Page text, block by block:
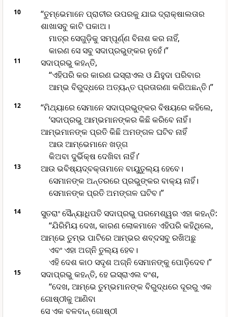
10
“ତୁମ୍ଭେମାନେ ପ୍ରାଚୀର ଉପରକୁ ଯାଇ ଦ୍ରାକ୍ଷାଲତାର
ଶାଖାସବୁ କାଟି ପକାଅ।
ମାତ୍ର ସେଗୁଡ଼ିକୁ ସମ୍ପୂର୍ଣ୍ଣ ବିନାଶ କର ନାହିଁ,
କାରଣ ସେ ସବୁ ସଦାପ୍ରଭୁଙ୍କର ନୁହେଁ।”
11
ସଦାପ୍ରଭୁ କହନ୍ତି,
“ଏହିପରି କର କାରଣ ଇସ୍ରାଏଲ ଓ ଯିହୁଦା ପରିବାର
ଆମ୍ଭ ବିରୁଦ୍ଧରେ ଅତ୍ୟନ୍ତ ପ୍ରତାରଣା କରିଅଛନ୍ତି।”
12
“ମିଥ୍ୟାରେ ସେମାନେ ସଦାପ୍ରଭୁଙ୍କର ବିଷୟରେ କହିଲେ,
‘ସଦାପ୍ରଭୁ ଆମ୍ଭମାନଙ୍କର କିଛି କରିବେ ନାହିଁ।
ଆମ୍ଭମାନଙ୍କ ପ୍ରତି କିଛି ଅମଙ୍ଗଳ ଘଟିବ ନାହିଁ
ଆଉ ଆମ୍ଭେମାନେ ‌‌ଖ‌ଡ଼୍‌ଗ
କିଅବା ଦୁର୍ଭିକ୍ଷ ଦେଖିବା ନାହିଁ।’
13
ଆଉ ଭବିଷ୍ୟ‌ଦ୍‌ବକ୍ତାମାନେ ବାୟୁତୁଲ୍ୟ ହେବେ।
ସେମାନଙ୍କ ଅନ୍ତରରେ ପ୍ରଭୁଙ୍କର ବାକ୍ୟ ନାହିଁ।
ସେମାନଙ୍କ ପ୍ରତି ଅମଙ୍ଗଳ ଘଟିବ।”
14
ସୁତରାଂ ସୈନ୍ୟାଧିପତି ସଦାପ୍ରଭୁ ପରମେଶ୍ୱର ଏହା କହନ୍ତି:
“ଯିରିମିୟ ଦେଖ, କାରଣ ଲୋକମାନେ ଏହିପରି କହିଥିଲେ,
ଆମ୍ଭେ ତୁମ୍ଭ ପାଟିରେ ଆମ୍ଭର ଶବ୍ଦସବୁ ରଖିଅଛୁ
ଏବଂ ଏହା ଅଗ୍ନି ତୁଲ୍ୟ ହେବ।
ଏହି ଦେଶ କାଠ ସଦୃଶ ଅଗ୍ନି ସେମାନଙ୍କୁ ପୋଡ଼ିଦେବ।”
15
ସଦାପ୍ରଭୁ କହନ୍ତି, ହେ ଇସ୍ରାଏଲ ବଂଶ,
“ଦେଖ, ଆମ୍ଭେ ତୁମ୍ଭମାନଙ୍କ ବିରୁଦ୍ଧରେ ଦୂରରୁ ଏକ
ଗୋଷ୍ଠୀକୁ ଆଣିବା
ସେ ଏକ ବଳବାନ୍ ଗୋଷ୍ଠୀ